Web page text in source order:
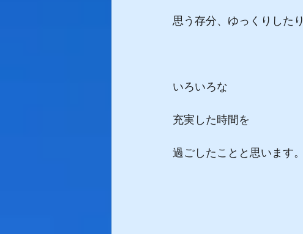
思う存分、ゆっくりしたり
いろいろな
充実した時間を
過ごしたことと思います。